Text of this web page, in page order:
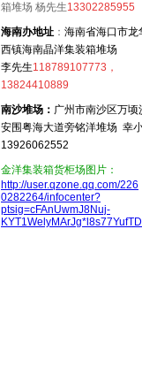
箱堆场 杨先生13302285955
海南办地址 ： 海南省海口市龙
西镇海南晶洋集装箱堆场
李先生118789107773，
13824410889
南沙堆场： 广州市南沙区万顷
安围粤海大道旁铭洋堆场 幸
13926062552
金洋集装箱货柜场图片：
http://user.qzone.qq.com/226
0282264/infocenter?
ptsig=cFAnUwmJ8Nuj-